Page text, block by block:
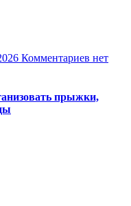
Комментариев нет
прыжки,